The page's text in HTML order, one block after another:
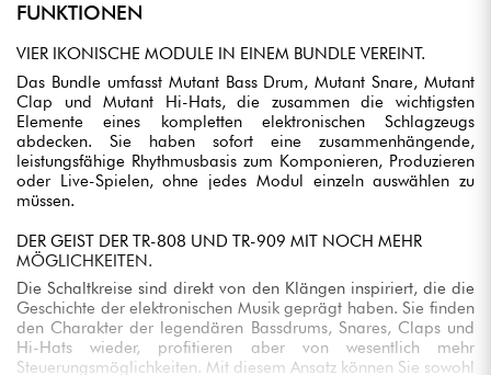
FUNKTIONEN
VIER IKONISCHE MODULE IN EINEM BUNDLE VEREINT.
Das Bundle umfasst Mutant Bass Drum, Mutant Snare, Mutant
Clap und Mutant Hi-Hats, die zusammen die wichtigsten
Elemente eines kompletten elektronischen Schlagzeugs
abdecken. Sie haben sofort eine zusammenhängende,
leistungsfähige Rhythmusbasis zum Komponieren, Produzieren
oder Live-Spielen, ohne jedes Modul einzeln auswählen zu
müssen.
DER GEIST DER TR-808 UND TR-909 MIT NOCH MEHR
MÖGLICHKEITEN.
Die Schaltkreise sind direkt von den Klängen inspiriert, die die
Geschichte der elektronischen Musik geprägt haben. Sie finden
den Charakter der legendären Bassdrums, Snares, Claps und
Hi-Hats wieder, profitieren aber von wesentlich mehr
Steuerungsmöglichkeiten. Mit diesem Ansatz können Sie sowohl